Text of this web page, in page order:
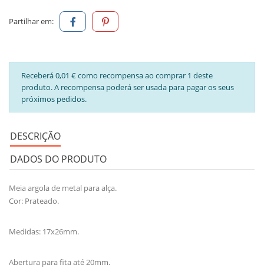
Partilhar em:
Receberá 0,01 € como recompensa ao comprar 1 deste
produto. A recompensa poderá ser usada para pagar os seus
próximos pedidos.
DESCRIÇÃO
DADOS DO PRODUTO
Meia argola de metal para alça.
Cor: Prateado.
Medidas: 17x26mm.
Abertura para fita até 20mm.